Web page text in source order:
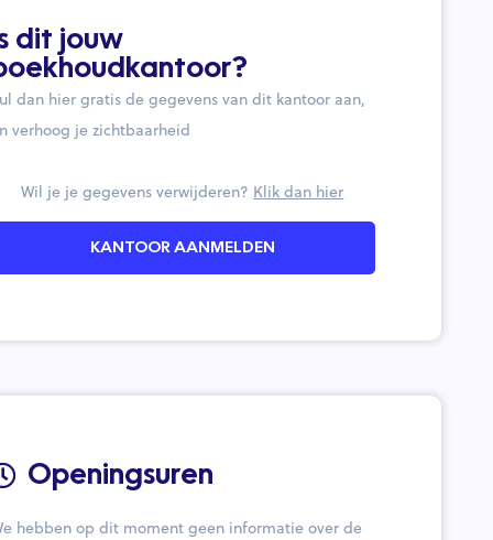
dit jouw
dan hier gratis de gegevens van dit kantoor aan,
verhoog je zichtbaarheid
Wil je je gegevens verwijderen? Klik dan hier
KANTOOR AANMELDEN
Openingsuren
hebben op dit moment geen informatie over de